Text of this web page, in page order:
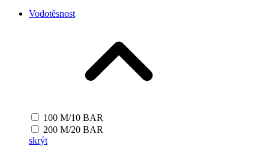
Vodotěsnost
100 M/10 BAR
200 M/20 BAR
skrýt